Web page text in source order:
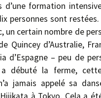
d’une formation
personnes sont
un certain nombre de
Quincey d’Australie,
d’Espagne – peu de
a débuté la ferme,
jamais appelé sa